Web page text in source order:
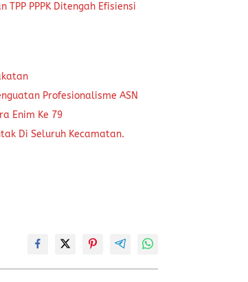
PPPK Ditengah Efisiensi
Profesionalisme ASN
Enim Ke 79
Di Seluruh Kecamatan.